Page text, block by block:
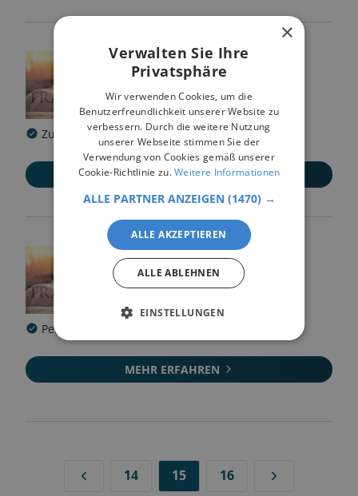
Ponyhof Bleck
Malpendorf
Zucht Beritt Ponyhof
MEHR ERFAHREN
Reiterhof Schwarbe-
Siedlung
Pensionsbetrieb
MEHR ERFAHREN
14 15 16
×
Verwalten Sie Ihre
Privatsphäre
Wir verwenden Cookies, um die
Benutzerfreundlichkeit unserer Website zu
verbessern. Durch die weitere Nutzung
unserer Webseite stimmen Sie der
Verwendung von Cookies gemäß unserer
Cookie-Richtlinie zu.Weitere Informationen
ALLE PARTNER ANZEIGEN (1470) →
ALLE AKZEPTIEREN
ALLE ABLEHNEN
EINSTELLUNGEN